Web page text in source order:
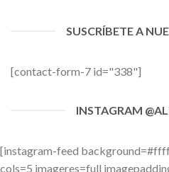
SUSCRÍBETE A
[contact-form-7 id="338"]
INSTAGRAM
[instagram-feed
cols=5 imageres=full